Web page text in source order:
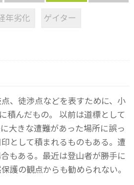
年劣化
ゲイター
、徒渉点などを表すために、小
積んだもの。 以前は道標として
大きな遭難があった場所に誤っ
として積まれるものもある。遭
もある。最近は登山者が勝手に
護の観点からも勧められない。